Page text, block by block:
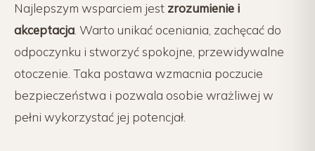
Najlepszym wsparciem jest zrozumienie i
akceptacja . Warto unikać oceniania, zachęcać do
odpoczynku i stworzyć spokojne, przewidywalne
otoczenie. Taka postawa wzmacnia poczucie
bezpieczeństwa i pozwala osobie wrażliwej w
pełni wykorzystać jej potencjał.